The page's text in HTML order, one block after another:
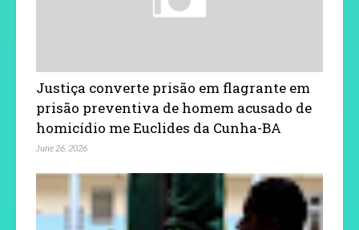
Justiça converte prisão em flagrante em
prisão preventiva de homem acusado de
homicídio me Euclides da Cunha-BA
June 26, 2026